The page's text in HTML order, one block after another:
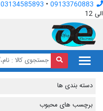
09133760883
•
03134585893
الی 12
دسته بندی ها
برچسب های محبوب